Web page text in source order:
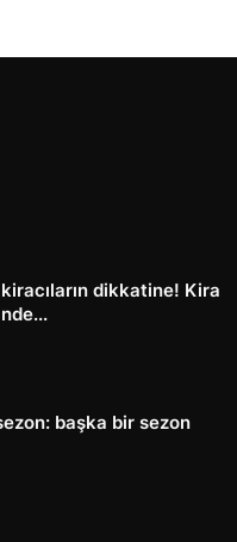
dikkatine! Kira
başka bir sezon